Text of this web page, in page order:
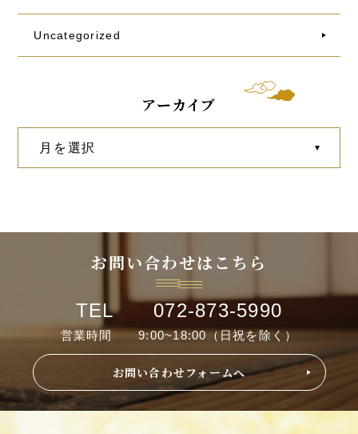
Uncategorized
アーカイブ
お問い合わせはこちら
TEL 072-873-5990
営業時間 9:00~18:00（日祝を除く）
お問い合わせフォームへ